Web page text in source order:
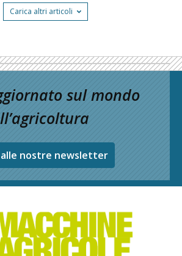
Carica altri articoli
sul mondo
nostre newsletter